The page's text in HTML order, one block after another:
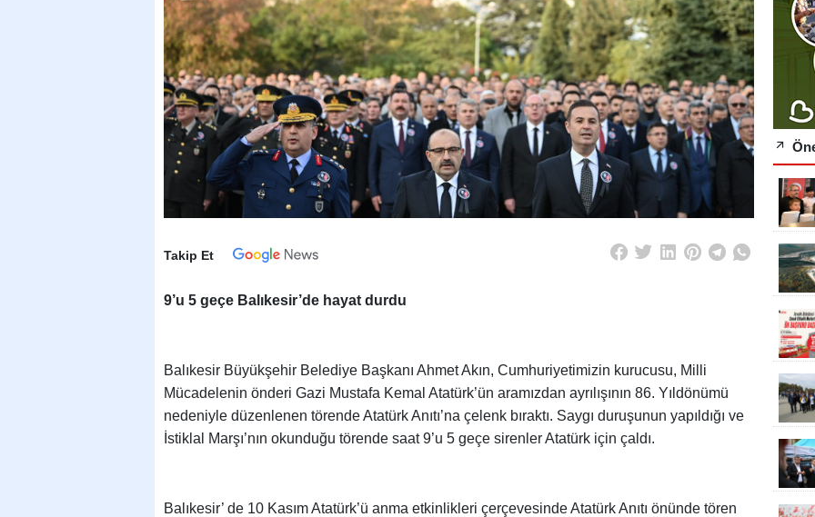
Takip Et
9’u 5 geçe Balıkesir’de hayat durdu
Balıkesir Büyükşehir Belediye Başkanı Ahmet Akın, Cumhuriyetimizin kurucusu, Milli
Mücadelenin önderi Gazi Mustafa Kemal Atatürk’ün aramızdan ayrılışının 86. Yıldönümü
nedeniyle düzenlenen törende Atatürk Anıtı’na çelenk bıraktı. Saygı duruşunun yapıldığı ve
İstiklal Marşı’nın okunduğu törende saat 9’u 5 geçe sirenler Atatürk için çaldı.
Balıkesir’ de 10 Kasım Atatürk’ü anma etkinlikleri çerçevesinde Atatürk Anıtı önünde tören